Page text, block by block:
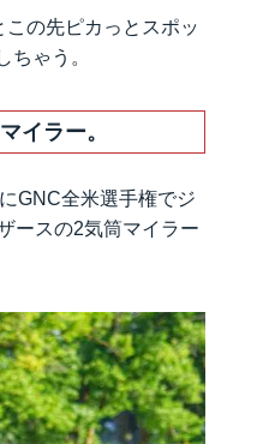
の先ピカっとスポッ
ちゃう。
イラー。
GNC全米選手権でジ
ースの2気筒マイラー